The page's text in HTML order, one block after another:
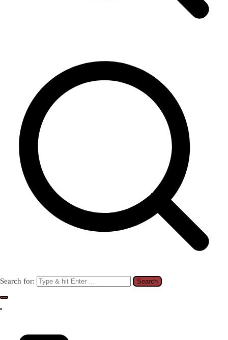
Search for: